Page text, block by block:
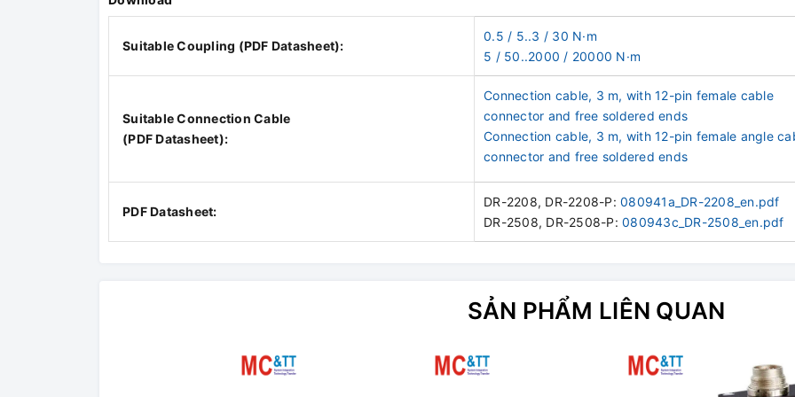
Suitable Coupling (PDF Datasheet):
0.5 / 5..3 / 30 N·m
5 / 50..2000 / 20000 N·m
Suitable Connection Cable
(PDF Datasheet):
Connection cable, 3 m, with 12-pin female cable
connector and free soldered ends
Connection cable, 3 m, with 12-pin female angle
connector and free soldered ends
PDF Datasheet:
DR-2208, DR-2208-P: 080941a_DR-2208_en.pdf
DR-2508, DR-2508-P: 080943c_DR-2508_en.pdf
SẢN PHẨM LIÊN QUAN